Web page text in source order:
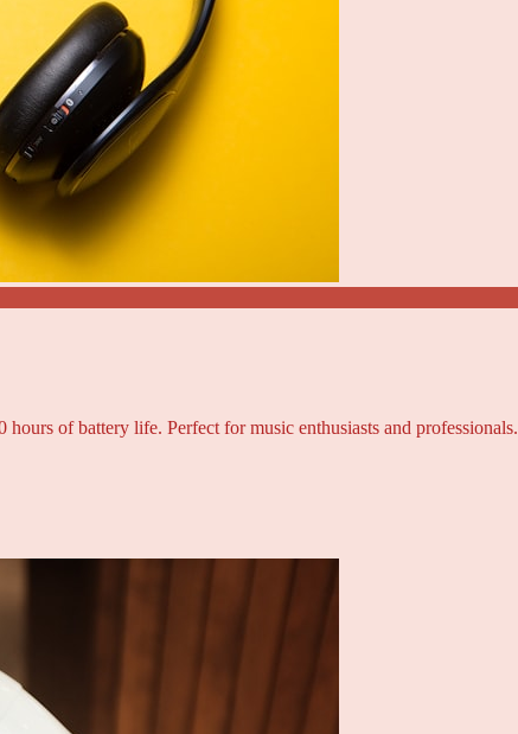
of battery life. Perfect for music enthusiasts and professionals.